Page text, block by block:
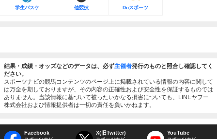
学生バスケ 他競技 Doスポーツ
結果・成績・オッズなどのデータは、必ず主催者発行のものと照合し確認してく
ださい。
スポーツナビの競馬コンテンツのページ上に掲載されている情報の内容に関して
は万全を期しておりますが、その内容の正確性および安全性を保証するものでは
ありません。当該情報に基づいて被ったいかなる損害についても、LINEヤフー
株式会社および情報提供者は一切の責任を負いかねます。
Facebook X(旧Twitter) YouTube